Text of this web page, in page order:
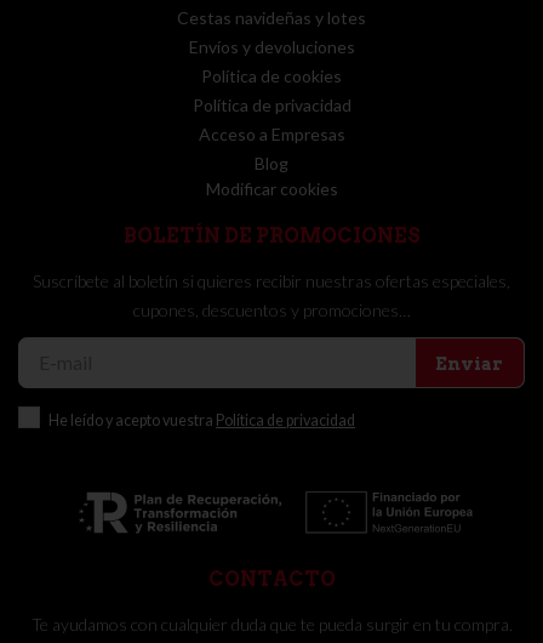
Cestas navideñas y lotes
Envíos y devoluciones
Política de cookies
Política de privacidad
Acceso a Empresas
Blog
Modificar cookies
BOLETÍN DE PROMOCIONES
Suscríbete al boletín si quieres recibir nuestras ofertas especiales,
cupones, descuentos y promociones…
Enviar
He leído y acepto vuestra Política de privacidad
CONTACTO
Te ayudamos con cualquier duda que te pueda surgir en tu compra.